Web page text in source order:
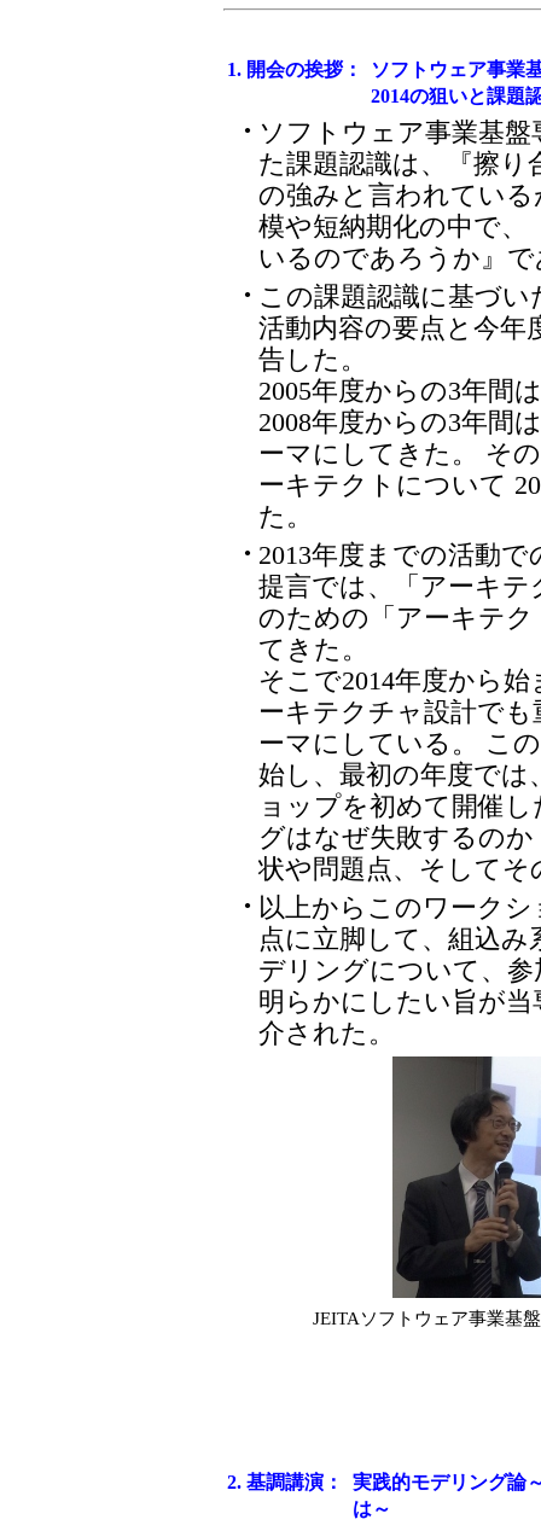
1. 開会の挨拶：
ソフトウェア事業
2014の狙いと課題
●
ソフトウェア事業基
た課題認識は、『擦
の強みと言われてい
模や短納期化の中で
いるのであろうか』
●
この課題認識に基づい
活動内容の要点と今年
告した。
2005年度からの3年間
2008年度からの3年間
ーマにしてきた。 そ
ーキテクトについて
た。
●
2013年度までの活動
提言では、「アーキ
のための「アーキテ
てきた。
そこで2014年度から
ーキテクチャ設計で
ーマにしている。 こ
始し、最初の年度で
ョップを初めて開催
グはなぜ失敗するの
状や問題点、そして
●
以上からこのワーク
点に立脚して、組込
デリングについて、
明らかにしたい旨が当
介された。
JEITAソフトウェア事業基
2. 基調講演：
実践的モデリング論
は～